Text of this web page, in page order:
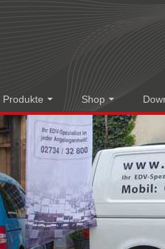
Produkte Shop